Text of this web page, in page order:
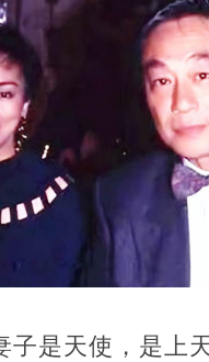
子是天使，是上